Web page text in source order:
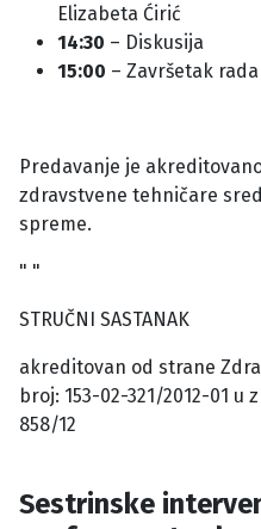
Elizabeta Ćirić
14:30 – Diskusija
15:00 – Završetak rada
Predavanje je
zdravstvene tehničare
spreme.
" "
STRUČNI SASTANAK
akreditovan od strane
broj: 153-02-321/2012-01
858/12
Sestrinske